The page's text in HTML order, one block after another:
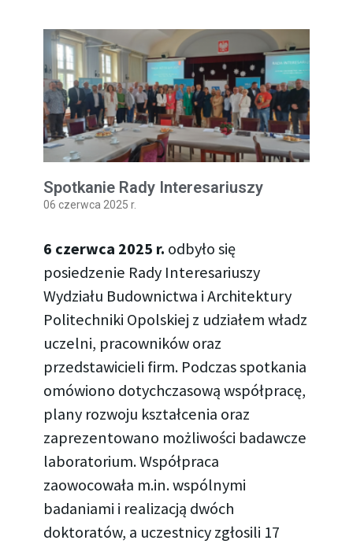
Spotkanie Rady Interesariuszy
06 czerwca 2025 r.
6 czerwca 2025 r. odbyło się
posiedzenie Rady Interesariuszy
Wydziału Budownictwa i Architektury
Politechniki Opolskiej z udziałem władz
uczelni, pracowników oraz
przedstawicieli firm. Podczas spotkania
omówiono dotychczasową współpracę,
plany rozwoju kształcenia oraz
zaprezentowano możliwości badawcze
laboratorium. Współpraca
zaowocowała m.in. wspólnymi
badaniami i realizacją dwóch
doktoratów, a uczestnicy zgłosili 17